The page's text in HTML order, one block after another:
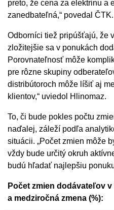
preto, že cena za elektrinu a
zanedbateľná,“ povedal ČTK.
Odborníci tiež pripúšťajú, že
zložitejšie sa v ponukách
Porovnateľnosť môže
pre rôzne skupiny
distribútoroch môže líšiť aj
klientov,“ uviedol Hlinomaz.
To, či bude pokles počtu
naďalej, záleží podľa
situácii. „Počet zmien môže
vždy bude určitý okruh
budú hľadať najlepšiu
Počet zmien dodávateľov
a medziročná zmena (%):